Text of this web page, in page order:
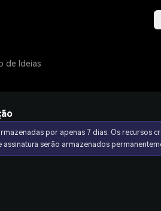
de Ideias
por apenas 7 dias. Os recursos
assinatura serão armazenados